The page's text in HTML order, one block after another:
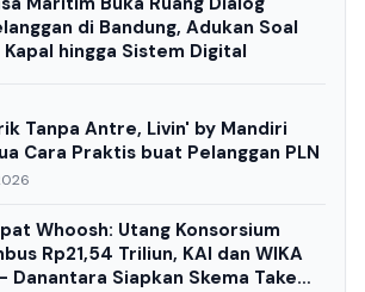
di Bandung, Adukan Soal
Kapal hingga Sistem Digital
Tanpa Antre, Livin' by Mandiri
Cara Praktis buat Pelanggan PLN
Whoosh: Utang Konsorsium
Rp21,54 Triliun, KAI dan WIKA
Danantara Siapkan Skema Take